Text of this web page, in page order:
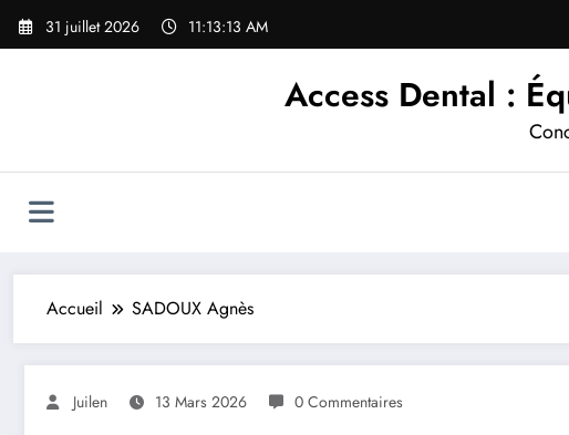
Aller
31 juillet 2026 11:13:13 AM
Access Dental :
Accueil SADOUX Agnès
Juilen 13 Mars 2026 0 Commentaires